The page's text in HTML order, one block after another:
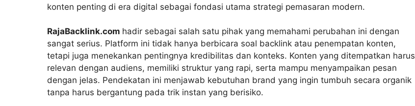
konten penting di era digital sebagai fondasi utama strategi pemasaran modern.
RajaBacklink.com hadir sebagai salah satu pihak yang memahami perubahan ini dengan
sangat serius. Platform ini tidak hanya berbicara soal backlink atau penempatan konten,
tetapi juga menekankan pentingnya kredibilitas dan konteks. Konten yang ditempatkan harus
relevan dengan audiens, memiliki struktur yang rapi, serta mampu menyampaikan pesan
dengan jelas. Pendekatan ini menjawab kebutuhan brand yang ingin tumbuh secara organik
tanpa harus bergantung pada trik instan yang berisiko.